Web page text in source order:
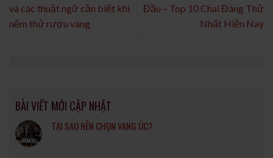
và các thuật ngữ cần biết khi
nếm thử rượu vang
Đầu – Top 10 Chai Đáng Thử
Nhất Hiện Nay
BÀI VIẾT MỚI CẬP NHẬT
TẠI SAO NÊN CHỌN VANG ÚC?